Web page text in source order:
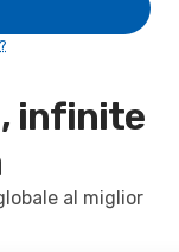
infinite
al miglior